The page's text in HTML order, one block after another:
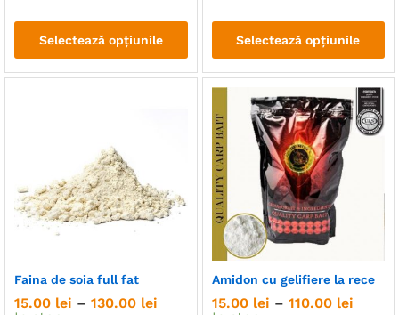
29.00 lei
la
250.00 lei
Selectează opțiunile
Opțiunile
pot
fi
pagina
produsului.
9.00 lei
până
la
70.00
Selectează opțiunile
produs
mai
multe
variații.
Opțiunile
pot
fi
alese
în
pagina
produsului.
Faina de soia full fat
15.00 lei – 130.00 lei
Amidon cu gelifiere la rece
15.00 lei – 110.00 lei